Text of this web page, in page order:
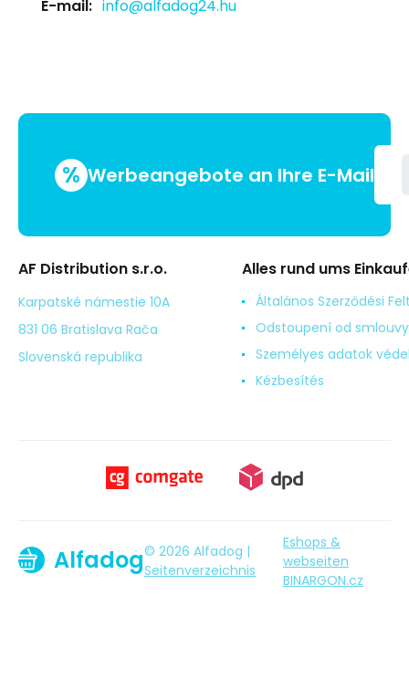
E-mail: info@alfadog24.hu
% Werbeangebote an Ihre E-Mail
AF Distribution s.r.o.
Karpatské námestie 10A
831 06 Bratislava Rača
Slovenská republika
Alles rund ums
Általános Szerződési
Odstoupení od smlouvy
Személyes adatok
Kézbesítés
Alfadog© 2026 Alfadog |
Seitenverzeichnis
Eshops &
webseiten
BINARGON.cz